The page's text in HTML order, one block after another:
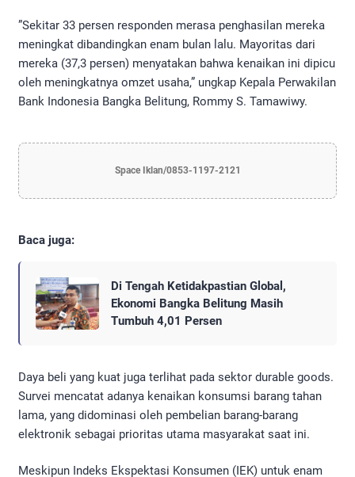
​”Sekitar 33 persen responden merasa penghasilan mereka
meningkat dibandingkan enam bulan lalu. Mayoritas dari
mereka (37,3 persen) menyatakan bahwa kenaikan ini dipicu
oleh meningkatnya omzet usaha,” ungkap Kepala Perwakilan
Bank Indonesia Bangka Belitung, Rommy S. Tamawiwy.
Space Iklan/0853-1197-2121
Baca juga:
Di Tengah Ketidakpastian Global,
Ekonomi Bangka Belitung Masih
Tumbuh 4,01 Persen
​Daya beli yang kuat juga terlihat pada sektor durable goods.
Survei mencatat adanya kenaikan konsumsi barang tahan
lama, yang didominasi oleh pembelian barang-barang
elektronik sebagai prioritas utama masyarakat saat ini.
​Meskipun Indeks Ekspektasi Konsumen (IEK) untuk enam